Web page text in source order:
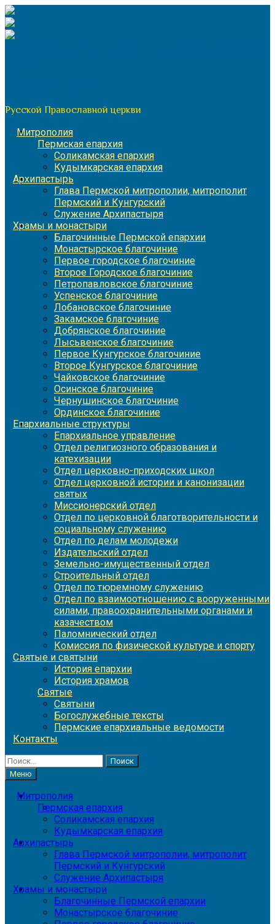
Перейти
к
содержимому
Русской Православной церкви
Митрополия
Пермская епархия
Соликамская епархия
Кудымкарская епархия
Архипастырь
Глава Пермской митрополии, митрополит
Пермский и Кунгурский
Служение Архипастыря
Храмы и монастыри
Благочинные Пермской епархии
Монастырское благочиние
Первое городское благочиние
Второе Городское благочиние
Петропавловское благочиние
Успенское благочиние
Лобановское благочиние
Закамское благочиние
Добрянское благочиние
Лысьвенское благочиние
Первое Кунгурское благочиние
Второе Кунгурское благочиние
Чайковское благочиние
Осинское благочиние
Чернушинское благочиние
Ординское благочиние
Епархиальные структуры
Епархиальное управление
Отдел религиозного образования и
катехизации
Отдел церковно-приходских школ
Отдел церковной истории и канонизации
святых
Миссионерский отдел
Отдел по церковной благотворительности и
социальному служению
Отдел по делам молодежи
Издательский отдел
Земельно-имущественный отдел
Строительный отдел
Отдел по тюремному служению
Отдел по взаимоотношению с вооруженными
силами, правоохранительными органами и
казачеством
Паломнический отдел
Комиссия по физической культуре и спорту
Святые и святыни
История епархии
История храмов
Святые
Святыни
Богослужебные тексты
Пермские епархиальные ведомости
Контакты
Найти:
Меню
Митрополия
Пермская епархия
Соликамская епархия
Кудымкарская епархия
Архипастырь
Глава Пермской митрополии, митрополит
Пермский и Кунгурский
Служение Архипастыря
Храмы и монастыри
Благочинные Пермской епархии
Монастырское благочиние